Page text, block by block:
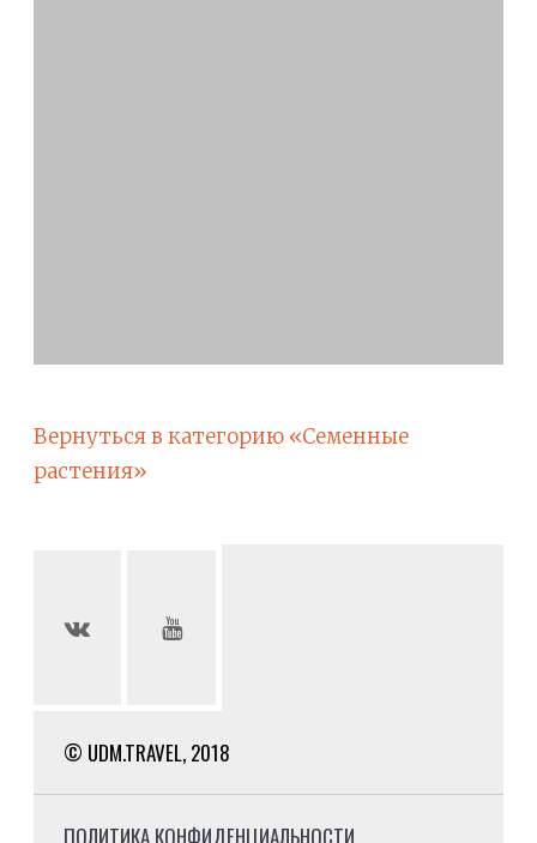
Вернуться в категорию «Семенные
растения»
© UDM.TRAVEL, 2018
ПОЛИТИКА КОНФИДЕНЦИАЛЬНОСТИ